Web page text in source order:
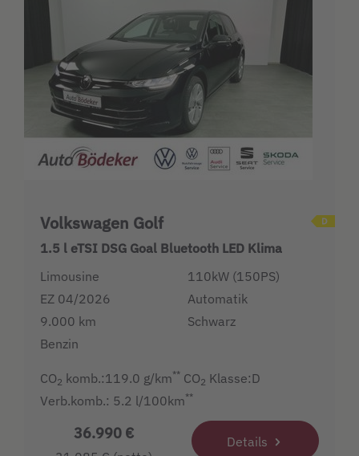
Volkswagen Golf
1.5 l eTSI DSG Goal Bluetooth LED Klima
Limousine
EZ 04/2026
9.000 km
Benzin
110kW (150PS)
Automatik
Schwarz
CO2 komb.:119.0 g/km** CO2 Klasse:D
Verb.komb.: 5.2 l/100km**
36.990 € Details